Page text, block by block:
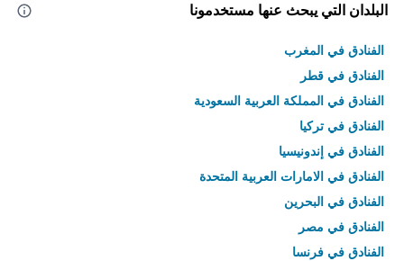
البلدان التي يبحث عنها مستخدمونا
الفنادق في المغرب
الفنادق في قطر
الفنادق في المملكة العربية السعودية
الفنادق في تركيا
الفنادق في إندونيسيا
الفنادق في الامارات العربية المتحدة
الفنادق في البحرين
الفنادق في مصر
الفنادق في فرنسا